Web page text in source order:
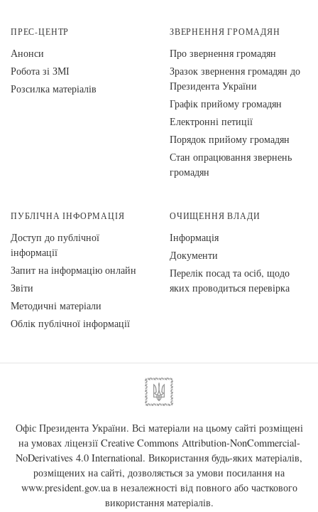
ПРЕС-ЦЕНТР
Анонси
Робота зі ЗМІ
Розсилка матеріалів
ЗВЕРНЕННЯ ГРОМАДЯН
Про звернення громадян
Зразок звернення громадян до
Президента України
Графік прийому громадян
Електронні петиції
Порядок прийому громадян
Стан опрацювання звернень
громадян
ПУБЛІЧНА ІНФОРМАЦІЯ
Доступ до публічної
інформації
Запит на інформацію онлайн
Звіти
Методичні матеріали
Облік публічної інформації
ОЧИЩЕННЯ ВЛАДИ
Інформація
Документи
Перелік посад та осіб, щодо
яких проводиться перевірка
Офіс Президента України. Всі матеріали на цьому сайті розміщені
на умовах ліцензії Creative Commons Attribution-NonCommercial-
NoDerivatives 4.0 International. Використання будь-яких матеріалів,
розміщених на сайті, дозволяється за умови посилання на
www.president.gov.uaв незалежності від повного або часткового
використання матеріалів.